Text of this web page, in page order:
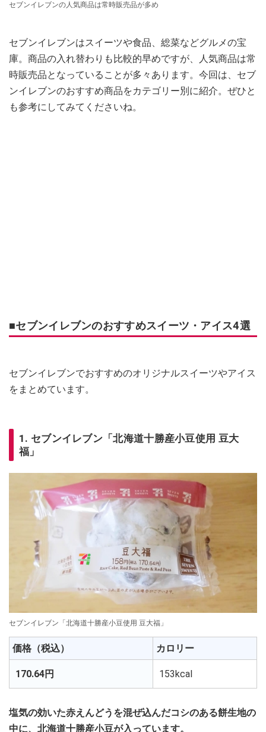
セブンイレブンの人気商品は常時販売品が多め
セブンイレブンはスイーツや食品、総菜などグルメの宝
庫。商品の入れ替わりも比較的早めですが、人気商品は常
時販売品となっていることが多々あります。今回は、セブ
ンイレブンのおすすめ商品をカテゴリー別に紹介。ぜひと
も参考にしてみてくださいね。
■セブンイレブンのおすすめスイーツ・アイス4選
セブンイレブンでおすすめのオリジナルスイーツやアイス
をまとめています。
1. セブンイレブン「北海道十勝産小豆使用 豆大
福」
セブンイレブン「北海道十勝産小豆使用 豆大福」
価格（税込） カロリー
170.64円 153kcal
塩気の効いた赤えんどうを混ぜ込んだコシのある餅生地の
中に、北海道十勝産小豆が入っています。